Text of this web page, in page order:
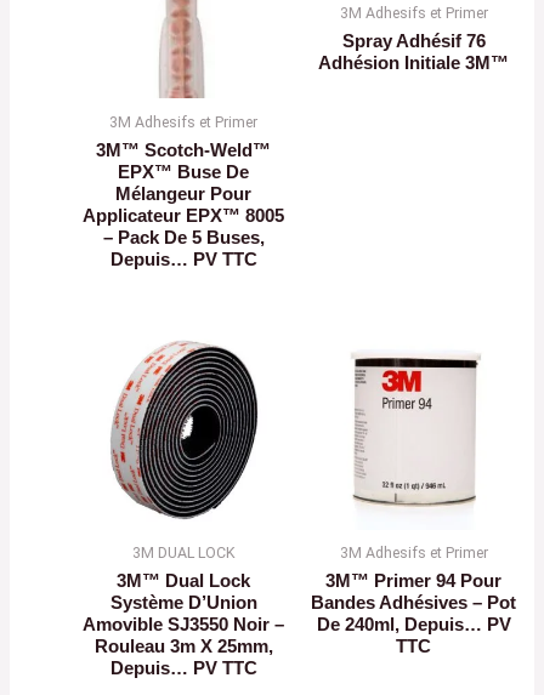
3M Adhesifs et Primer
3M™ Scotch-Weld™
EPX™ Buse De
Mélangeur Pour
Applicateur EPX™ 8005
– Pack De 5 Buses,
Depuis… PV TTC
3M Adhesifs et Primer
Spray Adhésif 76
Adhésion Initiale 3M™
3M DUAL LOCK
3M™ Dual Lock
Système D’Union
Amovible SJ3550 Noir –
Rouleau 3m X 25mm,
Depuis… PV TTC
3M Adhesifs et Primer
3M™ Primer 94 Pour
Bandes Adhésives – Pot
De 240ml, Depuis… PV
TTC